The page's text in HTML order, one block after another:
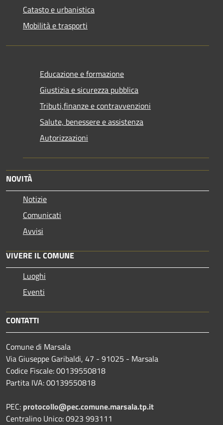
Catasto e urbanistica
Mobilità e trasporti
Educazione e formazione
Giustizia e sicurezza pubblica
Tributi,finanze e contravvenzioni
Salute, benessere e assistenza
Autorizzazioni
NOVITÀ
Notizie
Comunicati
Avvisi
VIVERE IL COMUNE
Luoghi
Eventi
CONTATTI
Comune di Marsala
Via Giuseppe Garibaldi, 47 - 91025 - Marsala
Codice Fiscale: 00139550818
Partita IVA: 00139550818
PEC: protocollo@pec.comune.marsala.tp.it
Centralino Unico: 0923 993111